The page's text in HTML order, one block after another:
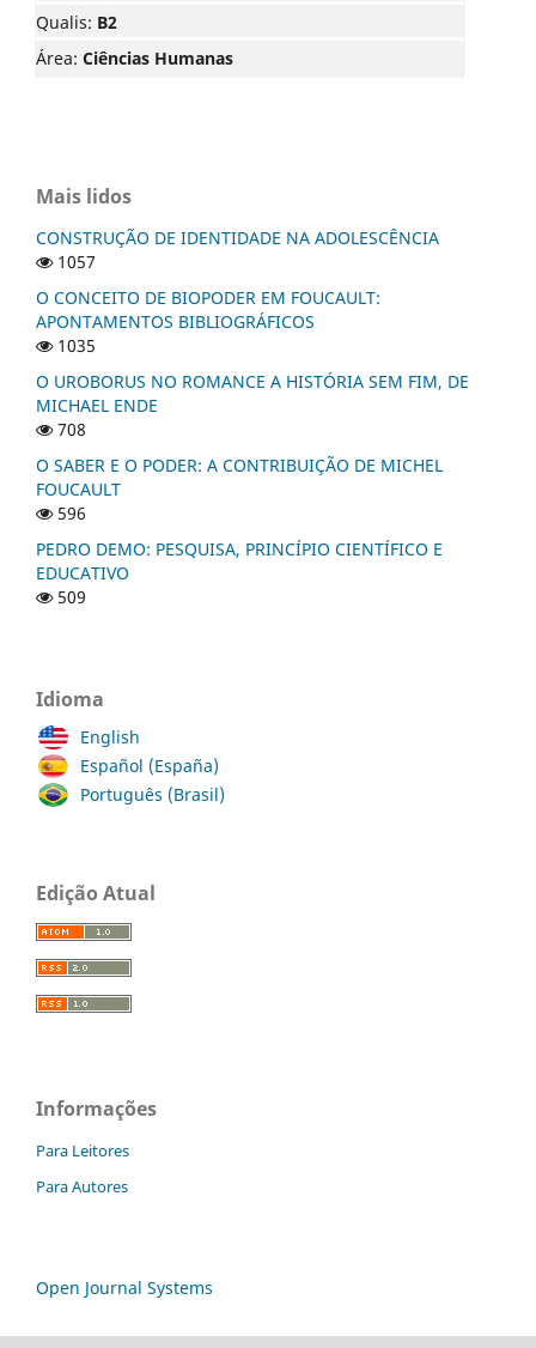
Qualis: B2
Área: Ciências Humanas
Mais lidos
CONSTRUÇÃO DE IDENTIDADE NA ADOLESCÊNCIA
1057
O CONCEITO DE BIOPODER EM FOUCAULT:
APONTAMENTOS BIBLIOGRÁFICOS
1035
O UROBORUS NO ROMANCE A HISTÓRIA SEM FIM, DE
MICHAEL ENDE
708
O SABER E O PODER: A CONTRIBUIÇÃO DE MICHEL
FOUCAULT
596
PEDRO DEMO: PESQUISA, PRINCÍPIO CIENTÍFICO E
EDUCATIVO
509
Idioma
English
Español (España)
Português (Brasil)
Edição Atual
Informações
Para Leitores
Para Autores
Open Journal Systems